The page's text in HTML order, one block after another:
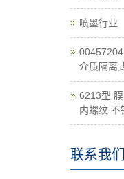
喷墨行业
介质隔离
6213型
内螺纹 不
联系我们